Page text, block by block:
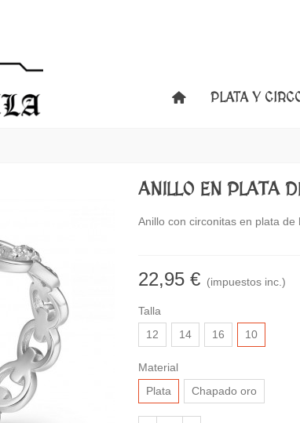
PLATA Y
ANILLO EN PLATA
Anillo con circonitas en plata de
22,95 € (impuestos inc.)
Talla
12
14 16 10
Material
Plata
Chapado oro